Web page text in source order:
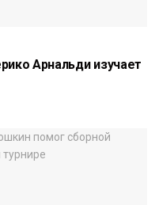
Арнальди изучает